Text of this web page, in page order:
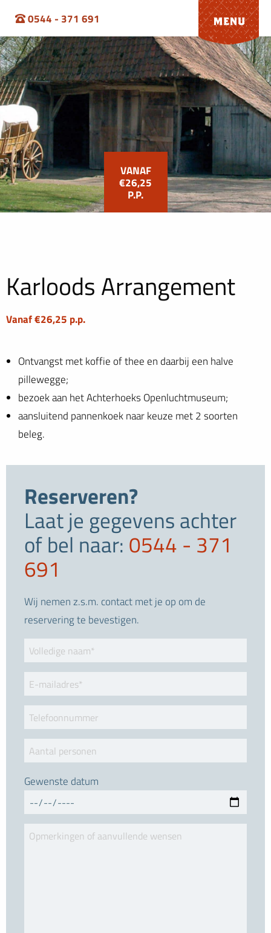
0544 - 371 691
VANAF
€26,25
P.P.
Karloods Arrangement
Vanaf €26,25 p.p.
Ontvangst met koffie of thee en daarbij een halve
pillewegge;
bezoek aan het Achterhoeks Openluchtmuseum;
aansluitend pannenkoek naar keuze met 2 soorten
beleg.
Reserveren?
Laat je gegevens achter
of bel naar: 0544 - 371
691
Wij nemen z.s.m. contact met je op om de
reservering te bevestigen.
Gewenste datum